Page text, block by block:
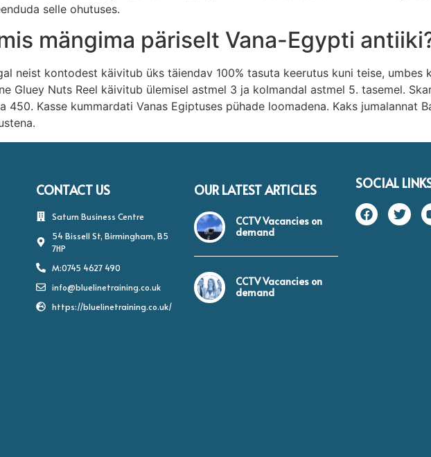
selle ohutuses.
mängima päriselt Vana-Egypti
neist kontodest käivitub üks täiendav 100% tasuta keerutus kuni teise, umbes
Gluey Nuts Reel käivitub ülemisel astmel 3 ja kolmandal astmel 5. tasemel.
450. Kasse kummardati Vanas Egiptuses pühade loomadena. Kaks jumalannat
CONTACT US
Saturn Business Centre
54 Bissell St, Birmingham, B5
7HP
M:0745 4627 490
info@bluelinetraining.co.uk
https://bluelinetraining.co.uk/
OUR LATEST ARTICLES
CCTV Vacancies on
demand
CCTV Vacancies on
demand
SOCIAL